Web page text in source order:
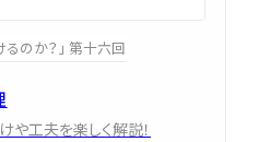
のか？」 第十六回
や工夫を楽しく解説！